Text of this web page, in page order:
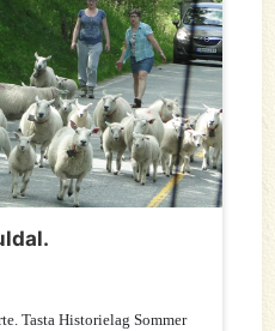
Tasta Historielag Sommer